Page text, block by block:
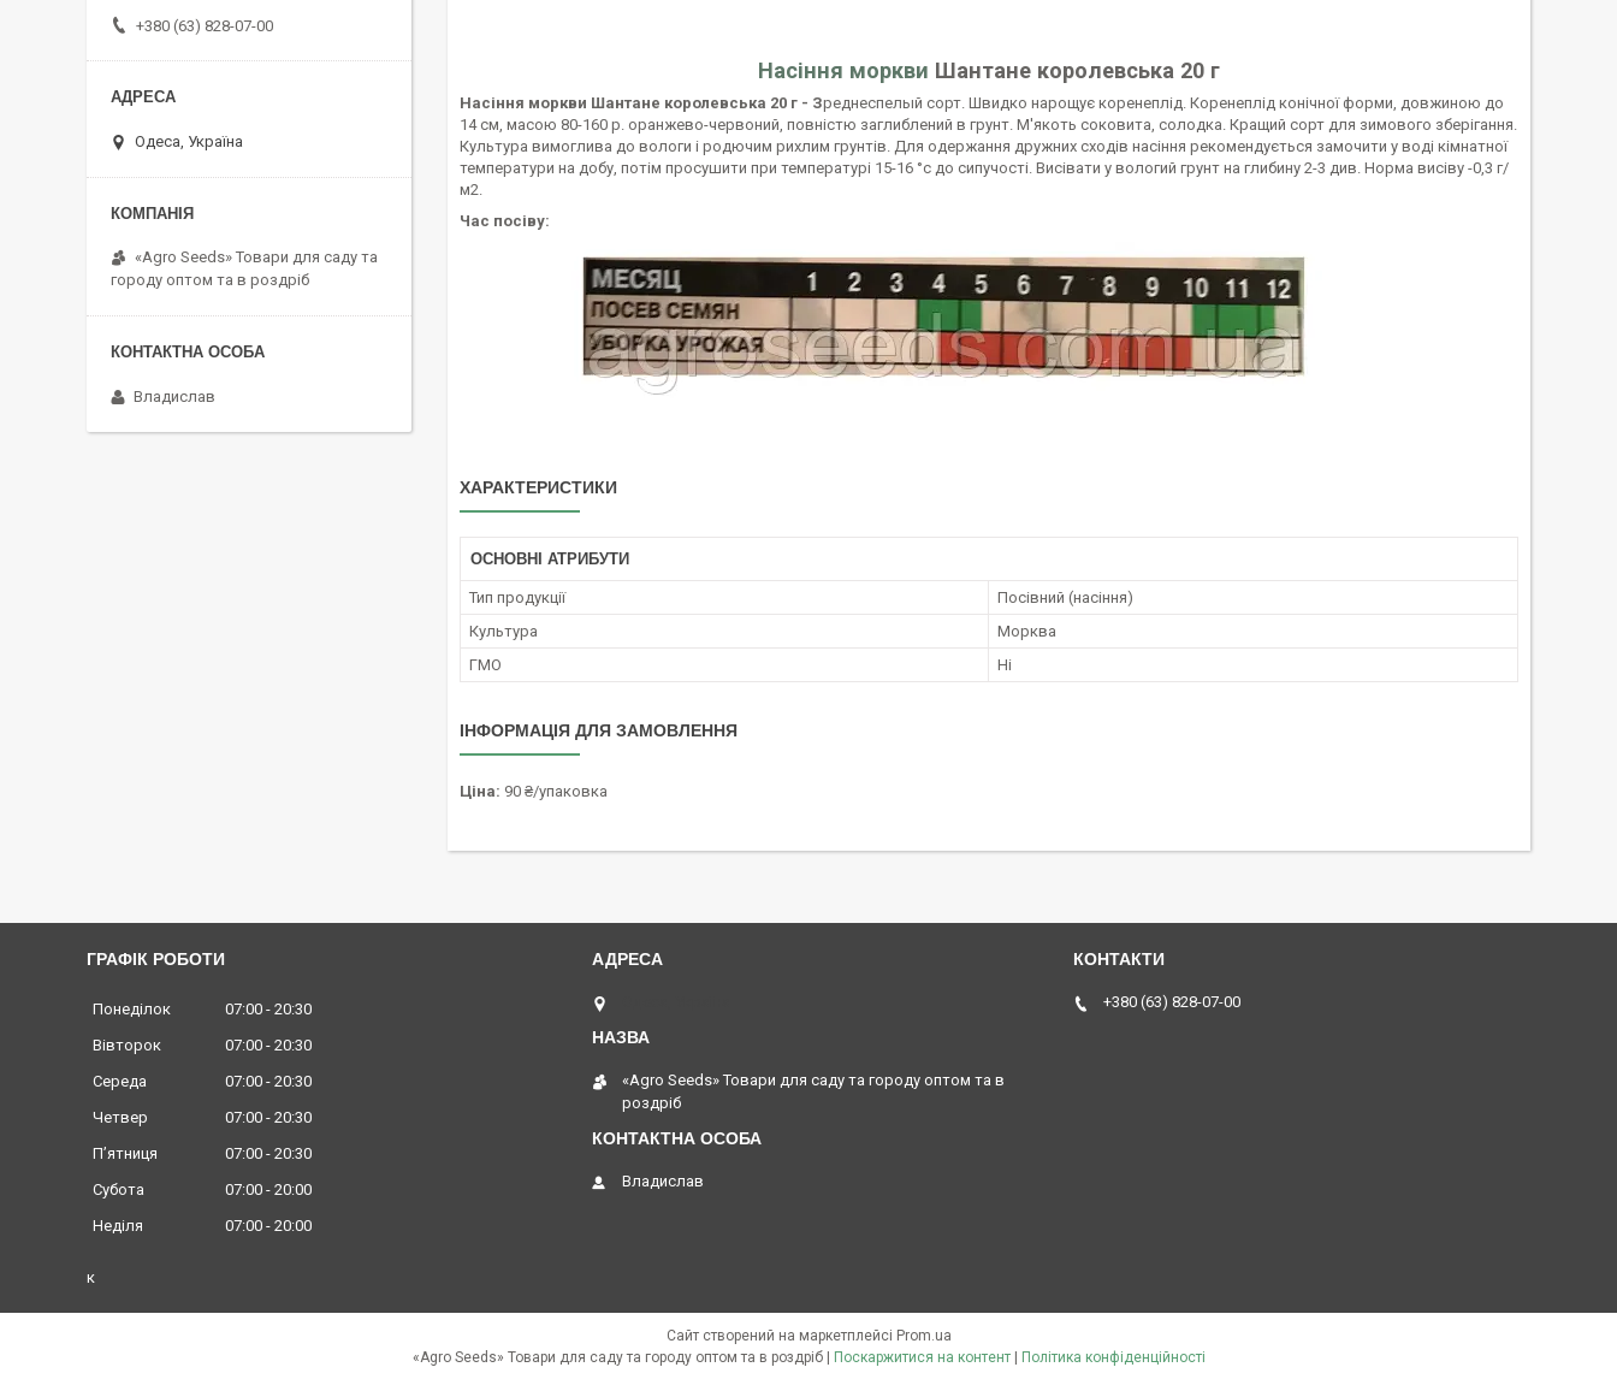
Насіння моркви Шантане королевська 20 г
Насіння моркви Шантане королевська 20 г - Зреднеспелый сорт. Швидко нарощує коренеплід. Коренеплід конічної форми, довжиною до
14 см, масою 80-160 р. оранжево-червоний, повністю заглиблений в грунт. М'якоть соковита, солодка. Кращий сорт для зимового зберігання.
Культура вимоглива до вологи і родючим рихлим грунтів. Для одержання дружних сходів насіння рекомендується замочити у воді кімнатної
температури на добу, потім просушити при температурі 15-16 °с до сипучості. Висівати у вологий грунт на глибину 2-3 див. Норма висіву -0,3 г/
м2.
Час посіву:
ХАРАКТЕРИСТИКИ
ОСНОВНІ АТРИБУТИ
Тип продукції
Посівний (насіння)
Культура
Морква
ГМО
Ні
ІНФОРМАЦІЯ ДЛЯ ЗАМОВЛЕННЯ
Ціна: 90 ₴/упаковка
+380 (63) 828-07-00
Одеса, Україна
«Agro Seeds» Товари для саду та
городу оптом та в роздріб
Владислав
ГРАФІК РОБОТИ
Понеділок 07:00
20:30
Вівторок
07:00
20:30
Середа
07:00
20:30
Четвер
07:00
20:30
Пʼятниця
07:00
20:30
Субота
07:00
20:00
Неділя
07:00 20:00
«Agro Seeds» Товари для саду та городу оптом та в
роздріб
Владислав
+380 (63) 828-07-00
к
Сайт створений на маркетплейсі Prom.ua
Поскаржитися на контент Політика конфіденційності